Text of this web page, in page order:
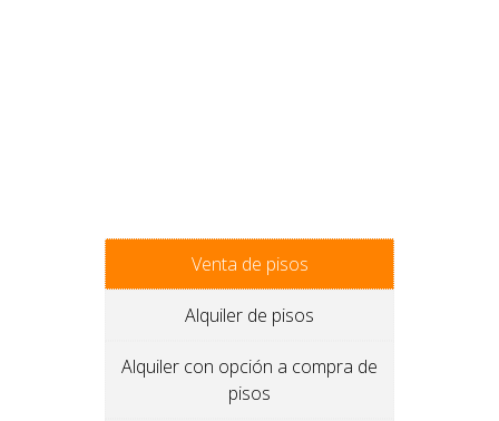
Venta de pisos
Alquiler de pisos
Alquiler con opción a compra de
pisos